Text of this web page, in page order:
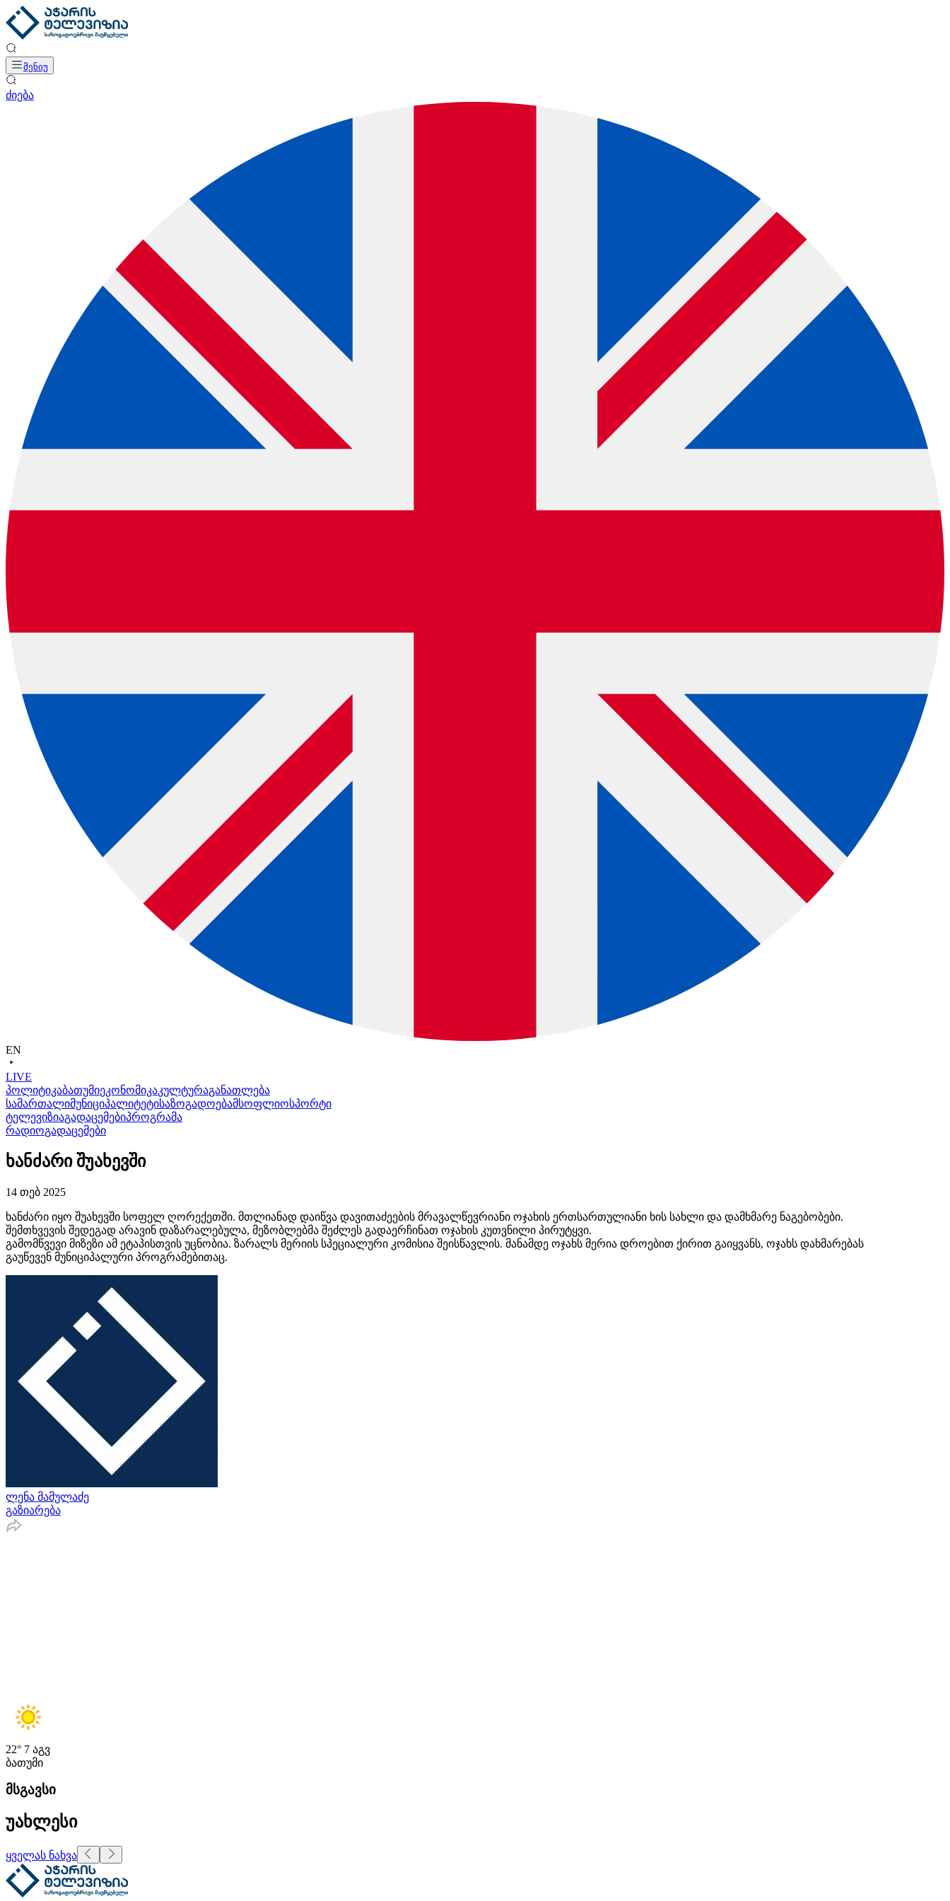
მენიუ
ძიება
EN
LIVE
პოლიტიკაბათუმიეკონომიკაკულტურაგანათლება
სამართალიმუნიციპალიტეტისაზოგადოებამსოფლიოსპორტი
ტელევიზიაგადაცემებიპროგრამა
რადიოგადაცემები
ხანძარი შუახევში
14 თებ 2025
ხანძარი იყო შუახევში სოფელ ღორექეთში. მთლიანად დაიწვა დავითაძეების მრავალწევრიანი ოჯახის ერთსართულიანი ხის სახლი და დამხმარე ნაგებობები.
შემთხვევის შედეგად არავინ დაზარალებულა, მეზობლებმა შეძლეს გადაერჩინათ ოჯახის კუთვნილი პირუტყვი.
გამომწვევი მიზეზი ამ ეტაპისთვის უცნობია. ზარალს მერიის სპეციალური კომისია შეისწავლის. მანამდე ოჯახს მერია დროებით ქირით გაიყვანს, ოჯახს დახმარებას
გაუწევენ მუნიციპალური პროგრამებითაც.
ლენა მამულაძე
გაზიარება
22° 7 აგვ
ბათუმი
მსგავსი
უახლესი
ყველას ნახვა